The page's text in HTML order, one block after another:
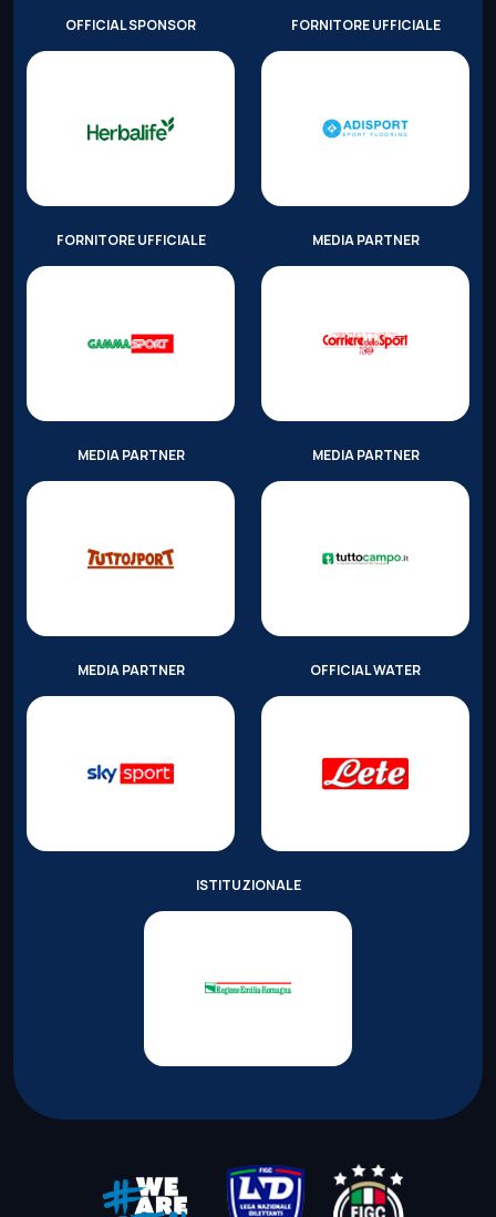
OFFICIAL SPONSOR FORNITORE UFFICIALE
FORNITORE UFFICIALE MEDIA PARTNER
MEDIA PARTNER MEDIA PARTNER
MEDIA PARTNER OFFICIAL WATER
ISTITUZIONALE